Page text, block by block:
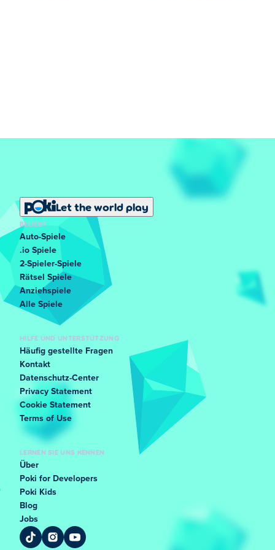
Let the world play
BELIEBT
Auto-Spiele
.io Spiele
2-Spieler-Spiele
Rätsel Spiele
Anziehspiele
Alle Spiele
HILFE UND UNTERSTÜTZUNG
Häufig gestellte Fragen
Kontakt
Datenschutz-Center
Privacy Statement
Cookie Statement
Terms of Use
LERNEN SIE UNS KENNEN
Über
Poki for Developers
Poki Kids
Blog
Jobs